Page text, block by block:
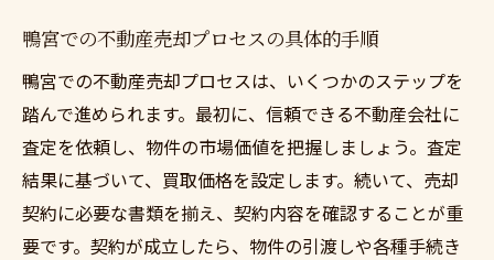
鴨宮での不動産売却プロセスの具体的手順
鴨宮での不動産売却プロセスは、いくつかのステップを
踏んで進められます。最初に、信頼できる不動産会社に
査定を依頼し、物件の市場価値を把握しましょう。査定
結果に基づいて、買取価格を設定します。続いて、売却
契約に必要な書類を揃え、契約内容を確認することが重
要です。契約が成立したら、物件の引渡しや各種手続き